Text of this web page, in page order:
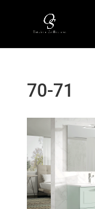
70-71